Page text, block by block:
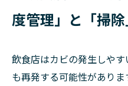
度管理」と「掃除
飲食店はカビの発生しや
も再発する可能性があり